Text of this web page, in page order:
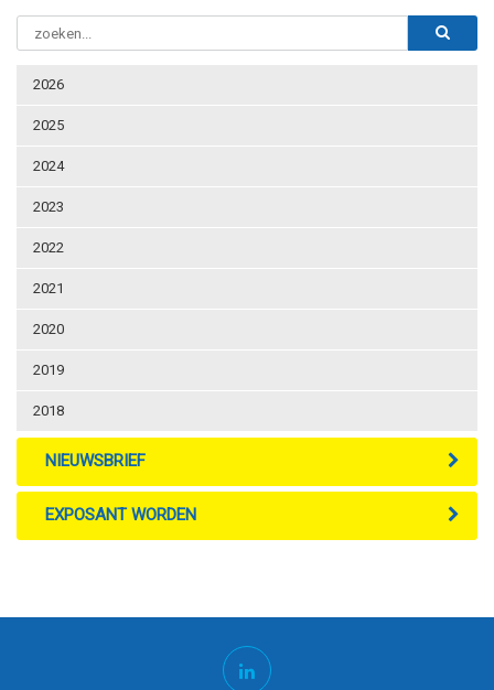
2026
2025
2024
2023
2022
2021
2020
2019
2018
NIEUWSBRIEF
EXPOSANT WORDEN